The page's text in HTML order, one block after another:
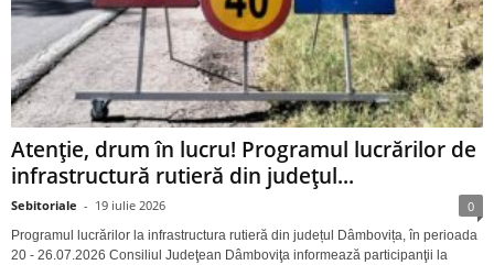
Atenție, drum în lucru! Programul lucrărilor de
infrastructură rutieră din județul...
Sebitoriale - 19 iulie 2026 0
Programul lucrărilor la infrastructura rutieră din județul Dâmbovița, în perioada
20 - 26.07.2026 Consiliul Judeţean Dâmboviţa informează participanţii la